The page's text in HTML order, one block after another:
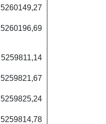
5260149,27
5260196,69
5259811,14
5259821,67
5259825,24
5259814,78